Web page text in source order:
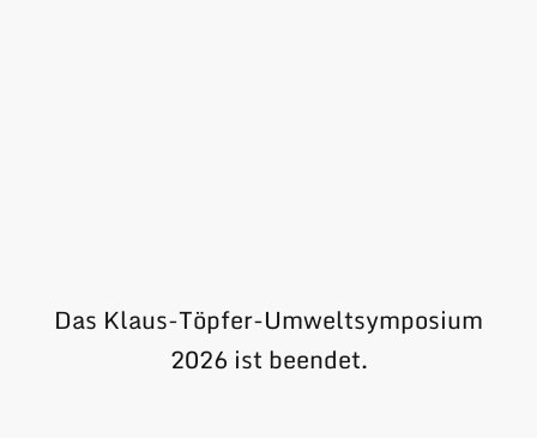
Das Klaus-Töpfer-Umweltsymposium
2026 ist beendet.